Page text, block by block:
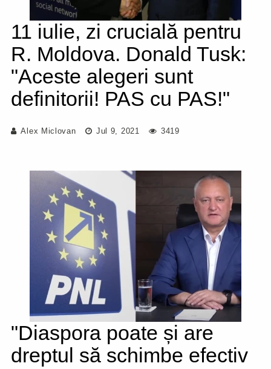
11 iulie, zi crucială pentru
R. Moldova. Donald Tusk:
"Aceste alegeri sunt
definitorii! PAS cu PAS!"
Alex Miclovan Jul 9, 2021 3419
"Diaspora poate și are
dreptul să schimbe efectiv